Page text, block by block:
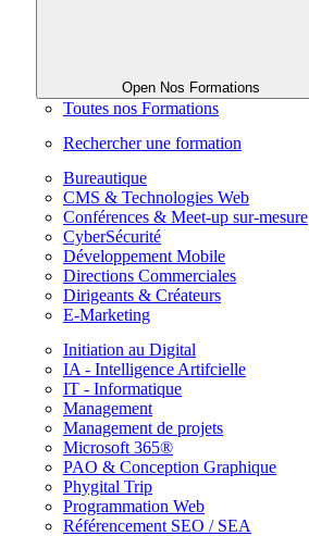
Open Nos Formations
Toutes nos Formations
Rechercher une formation
Bureautique
CMS & Technologies Web
Conférences & Meet-up sur-mesure
CyberSécurité
Développement Mobile
Directions Commerciales
Dirigeants & Créateurs
E-Marketing
Initiation au Digital
IA - Intelligence Artifcielle
IT - Informatique
Management
Management de projets
Microsoft 365®
PAO & Conception Graphique
Phygital Trip
Programmation Web
Référencement SEO / SEA